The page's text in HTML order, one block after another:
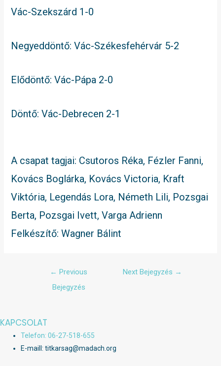
Vác-Szekszárd 1-0
Negyeddöntő: Vác-Székesfehérvár 5-2
Elődöntő: Vác-Pápa 2-0
Döntő: Vác-Debrecen 2-1
A csapat tagjai: Csutoros Réka, Fézler Fanni,
Kovács Boglárka, Kovács Victoria, Kraft
Viktória, Legendás Lora, Németh Lili, Pozsgai
Berta, Pozsgai Ivett, Varga Adrienn
Felkészítő: Wagner Bálint
← Previous
Bejegyzés
Next Bejegyzés →
KAPCSOLAT
Telefon: 06-27-518-655
E-maill: titkarsag@madach.org